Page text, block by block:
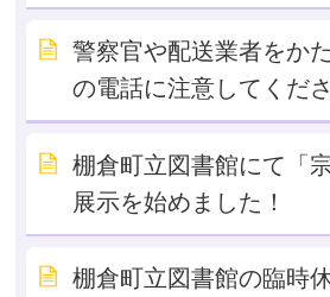
警察官や配送業者をか
の電話に注意してくださ
棚倉町立図書館にて「
展示を始めました！
棚倉町立図書館の臨時